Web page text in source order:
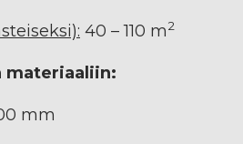
40 – 110 m2
materiaaliin:
mm